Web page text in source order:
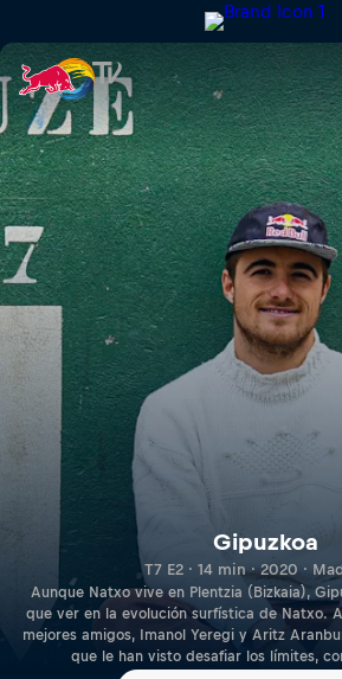
Gipuzkoa | Red Bull
Gipuzkoa
T7 E2 · 14 min · 2020 ·
Aunque Natxo vive en Plentzia (Bizkaia),
que ver en la evolución surfística de Natxo.
mejores amigos, Imanol Yeregi y Aritz
que le han visto desafiar los límites,